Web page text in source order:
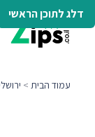
דלג לתוכן הראשי
עמוד הבית >